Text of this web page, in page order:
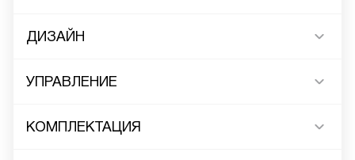
ДИЗАЙН
УПРАВЛЕНИЕ
КОМПЛЕКТАЦИЯ